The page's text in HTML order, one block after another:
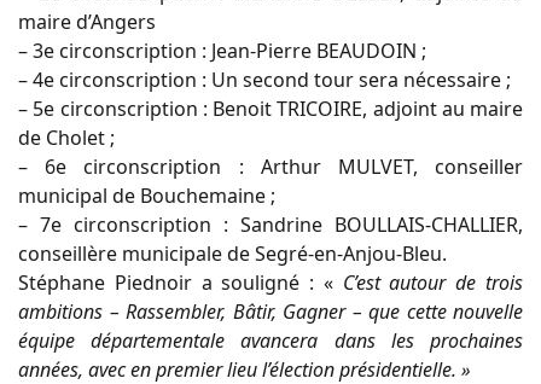
maire d’Angers
– 3e circonscription : Jean-Pierre BEAUDOIN ;
– 4e circonscription : Un second tour sera nécessaire ;
– 5e circonscription : Benoit TRICOIRE, adjoint au maire
de Cholet ;
– 6e circonscription : Arthur MULVET, conseiller
municipal de Bouchemaine ;
– 7e circonscription : Sandrine BOULLAIS-CHALLIER,
conseillère municipale de Segré-en-Anjou-Bleu.
Stéphane Piednoir a souligné : « C’est autour de trois
ambitions – Rassembler, Bâtir, Gagner – que cette nouvelle
équipe départementale avancera dans les prochaines
années, avec en premier lieu l’élection présidentielle. »